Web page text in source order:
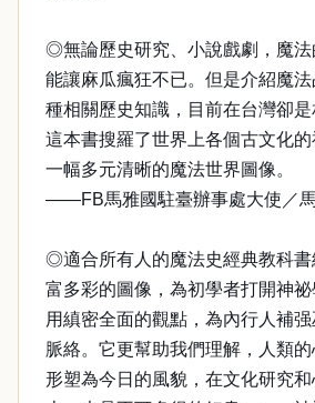
◎無論歷史研究、小說戲劇，魔法
能讓麻瓜瘋狂不已。但是介紹魔
種相關歷史知識，目前在台灣卻是
這本書搜羅了世界上各個古文化
一幅多元清晰的魔法世界圖像。
——FB馬雅國駐臺辦事處大使／馬
◎適合所有人的魔法史經典教科書
富多彩的圖像，為初學者打開神祕
用縝密全面的觀點，為內行人補
脈絡。它更幫助我們理解，人類
形塑為今日的風貌，在文化研究